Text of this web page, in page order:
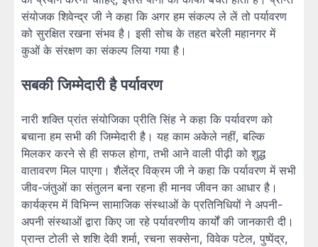
संयोजक शिवेन्द्र जी ने कहा कि अगर हम संकल्प ले लें तो पर्यावरण
को सुरक्षित रखना संभव है। इसी सोच के तहत बरेली महानगर में
कुओं के संरक्षण का संकल्प लिया गया है।
सबकी जिम्मेदारी है पर्यावरण
नारी शक्ति प्रांत संयोजिका प्रीति सिंह ने कहा कि पर्यावरण को
बचाना हम सभी की जिम्मेदारी है। यह काम अकेले नहीं, बल्कि
मिलकर करने से ही सफल होगा, तभी आने वाली पीढ़ी को शुद्ध
वातावरण मिल पाएगा। शैलेंद्र विक्रम जी ने कहा कि पर्यावरण में सभी
जीव-जंतुओं का संतुलन बना रहना ही मानव जीवन का आधार है।
कार्यक्रम में विभिन्न सामाजिक संस्थाओं के प्रतिनिधियों ने अपनी-
अपनी संस्थाओं द्वारा किए जा रहे पर्यावरणीय कार्यों की जानकारी दी।
प्रान्त टोली से शशि देवी शर्मा, रचना सक्सेना, विवेक पटेल, पुष्पेंद्र,